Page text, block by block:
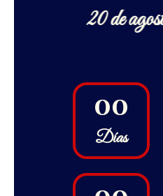
20 de
00
Días